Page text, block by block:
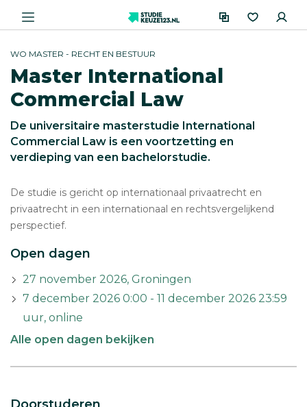
WO MASTER - RECHT EN BESTUUR
Master International
Commercial Law
De universitaire masterstudie International
Commercial Law is een voortzetting en
verdieping van een bachelorstudie.
De studie is gericht op internationaal privaatrecht en
privaatrecht in een internationaal en rechtsvergelijkend
perspectief.
Open dagen
27 november 2026, Groningen
7 december 2026 0:00 - 11 december 2026 23:59
uur, online
Alle open dagen bekijken